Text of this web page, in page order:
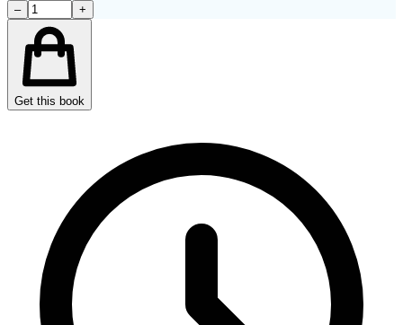
– +
Get this book